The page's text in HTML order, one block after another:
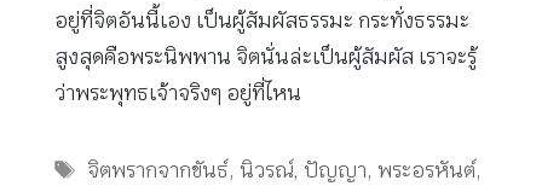
อยู่ที่จิตอันนี้เอง เป็นผู้สัมผัสธรรมะ กระทั่งธรรมะ
สูงสุดคือพระนิพพาน จิตนั่นล่ะเป็นผู้สัมผัส เราจะรู้
ว่าพระพุทธเจ้าจริงๆ อยู่ที่ไหน
Tags
จิตพรากจากขันธ์, นิวรณ์, ปัญญา, พระอรหันต์,